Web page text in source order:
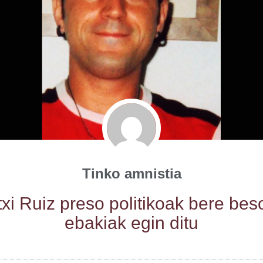
Tinko amnistia
Ruiz pre­so poli­ti­koak bere
eba­kiak egin ditu